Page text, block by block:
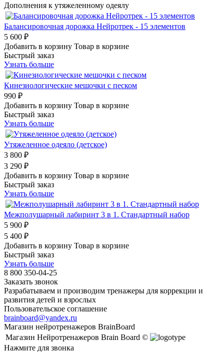
Дополнения к утяжеленному одеялу
Балансировочная дорожка Нейротрек - 15 элементов
5 600 ₽
Добавить в корзину Товар в корзине
Быстрый заказ
Узнать больше
Кинезиологические мешочки с песком
990 ₽
Добавить в корзину Товар в корзине
Быстрый заказ
Узнать больше
Утяжеленное одеяло (детское)
3 800 ₽
3 290 ₽
Добавить в корзину Товар в корзине
Быстрый заказ
Узнать больше
Межполушарный лабиринт 3 в 1. Стандартный набор
5 900 ₽
5 400 ₽
Добавить в корзину Товар в корзине
Быстрый заказ
Узнать больше
8 800 350-04-25
Заказать звонок
Разрабатываем и производим тренажеры для коррекции и
развития детей и взрослых
Пользовательское соглашение
brainboard@yandex.ru
Магазин нейротренажеров BrainBoard
Магазин Нейротренажеров Brain Board ©
Нажмите для звонка